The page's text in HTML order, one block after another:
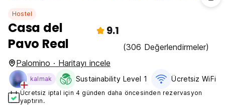
Hostel
Casa del
Pavo Real
9.1
(306 Değerlendirmeler)
Palomino · Haritayı incele
kalmak Sustainability Level 1 Ücretsiz WiFi
Ücretsiz iptal için 4 günden daha öncesinden rezervasyon
yaptırın.